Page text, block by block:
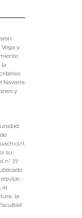
y
la
Navarra
y
),
su
n° 77
al
la